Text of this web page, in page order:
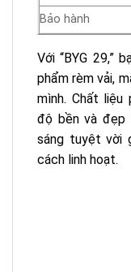
Bảo hành
Với “BYG 29,”
phẩm rèm vải,
mình. Chất
độ bền và đẹp
sáng tuyệt vời
cách linh hoạt.